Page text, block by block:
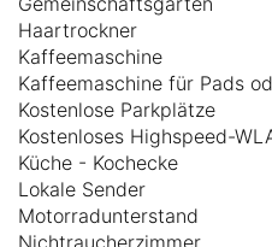
Haartrockner
Kaffeemaschine
Kaffeemaschine für Pads
Kostenlose Parkplätze
Kostenloses Highspeed-
Küche - Kochecke
Lokale Sender
Motorradunterstand